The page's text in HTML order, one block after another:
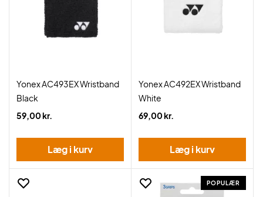
Yonex AC493EX Wristband
Black
59,00 kr.
Læg i kurv
Yonex AC492EX Wristband
White
69,00 kr.
Læg i kurv
POPULÆR